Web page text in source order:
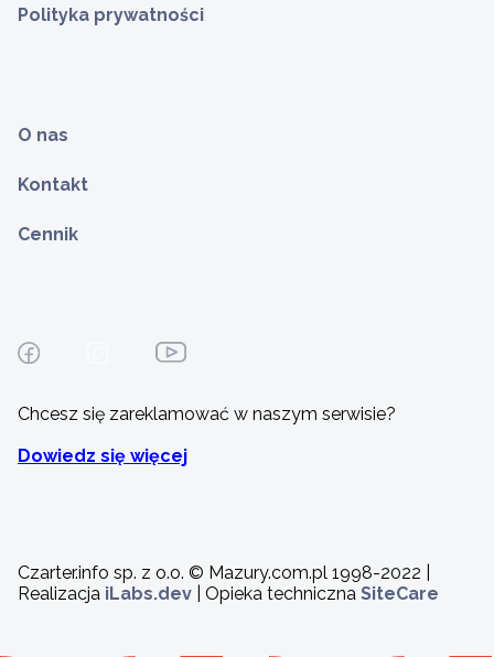
Polityka prywatności
O nas
Kontakt
Cennik
Chcesz się zareklamować w naszym serwisie?
Dowiedz się więcej
Czarter.info sp. z o.o. © Mazury.com.pl 1998-2022 |
Realizacja iLabs.dev | Opieka techniczna SiteCare